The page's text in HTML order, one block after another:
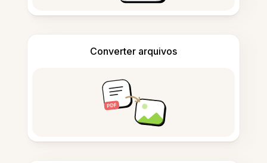
Converter arquivos